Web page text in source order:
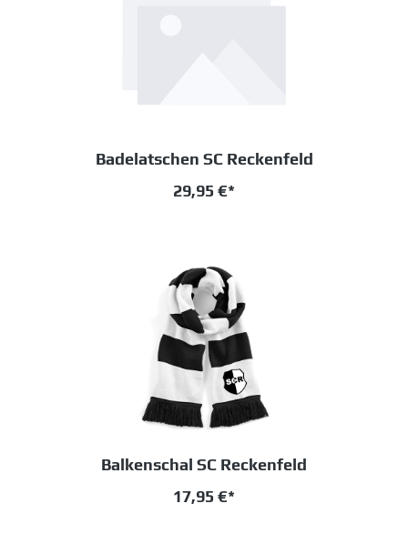
Badelatschen SC Reckenfeld
29,95 €*
Balkenschal SC Reckenfeld
17,95 €*